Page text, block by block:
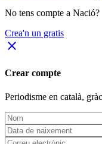
No tens compte a Nació?
Crea'n un gratis
close
Crear compte
Periodisme en català,